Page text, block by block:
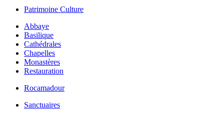
Patrimoine Culture
Abbaye
Basilique
Cathédrales
Chapelles
Monastères
Restauration
Rocamadour
Sanctuaires